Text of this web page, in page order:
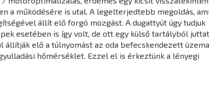
a működésére is utal. A legelterjedtebb megoldás,
állít elő forgó mozgást. A dugattyút úgy tudjuk
esetében is így volt, de ott egy külső tartályból
elő a túlnyomást az oda befecskendezett
hőmérséklet. Ezzel el is érkeztünk a lényegi